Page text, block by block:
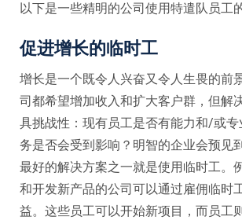
以下是一些精明的公司使用特遣队员工
促进增长的临时工
增长是一个既令人兴奋又令人生畏的前
司都希望增加收入和扩大客户群，但解
具挑战性：现有员工是否有能力和/或专
务是否会受到影响？明智的企业会预见
最好的解决方案之一就是使用临时工。
和开发新产品的公司可以通过雇佣临时
益。这些员工可以开始新项目，而员工